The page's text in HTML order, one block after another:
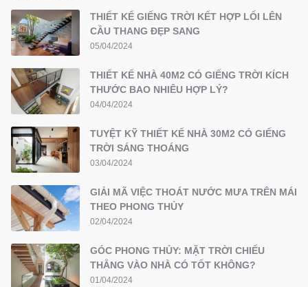
THIẾT KẾ GIẾNG TRỜI KẾT HỢP LỐI LÊN
CẦU THANG ĐẸP SANG
05/04/2024
THIẾT KẾ NHÀ 40M2 CÓ GIẾNG TRỜI KÍCH
THƯỚC BAO NHIÊU HỢP LÝ?
04/04/2024
TUYỆT KỸ THIẾT KẾ NHÀ 30M2 CÓ GIẾNG
TRỜI SÁNG THOÁNG
03/04/2024
GIẢI MÃ VIỆC THOÁT NƯỚC MƯA TRÊN MÁI
THEO PHONG THỦY
02/04/2024
GÓC PHONG THỦY: MẶT TRỜI CHIẾU
THẲNG VÀO NHÀ CÓ TỐT KHÔNG?
01/04/2024